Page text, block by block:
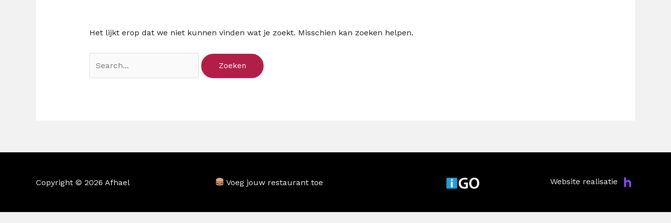
Het lijkt erop dat we niet kunnen vinden wat je zoekt. Misschien kan zoeken helpen.
Copyright © 2026 Afhael Voeg jouw restaurant toe Website realisatie